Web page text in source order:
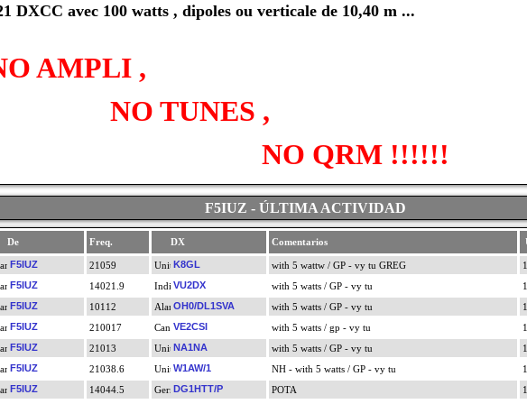
DXCC avec 100 watts , dipoles ou verticale de 10,40 m ...
AMPLI ,
TUNES ,
QRM !!!!!!
F5IUZ - ÚLTIMA ACTIVIDAD
Freq. DX Comentarios
F5IUZ 21059 K8GL with 5 wattw / GP - vy tu GREG
F5IUZ
14021.9 VU2DX with 5 watts / GP - vy tu
F5IUZ
10112 OH0/DL1SVA with 5 watts / GP - vy tu
F5IUZ
210017 VE2CSI with 5 watts / gp - vy tu
F5IUZ
21013 NA1NA with 5 watts / GP - vy tu
F5IUZ
21038.6 W1AW/1 NH - with 5 watts / GP - vy tu
F5IUZ
14044.5 DG1HTT/P POTA